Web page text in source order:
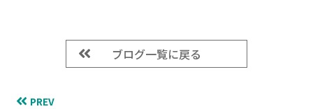
ブログ一覧に戻る
PREV